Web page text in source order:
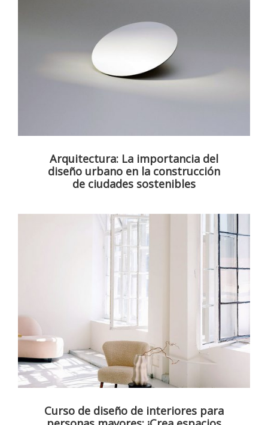
Arquitectura: La importancia del
diseño urbano en la construcción
de ciudades sostenibles
Curso de diseño de interiores para